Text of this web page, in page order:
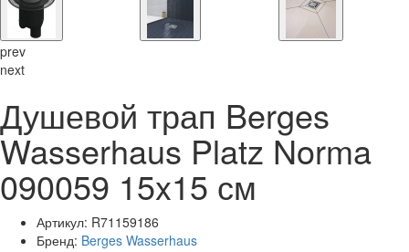
prev
next
Душевой трап Berges
Wasserhaus Platz Norma
090059 15x15 см
Артикул: R71159186
Бренд: Berges Wasserhaus